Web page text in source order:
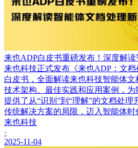
来也ADP白皮书重磅发布！深度解
来也科技正式发布《来也ADP：文档
白皮书，全面解读来也科技智能体文
技术架构、最佳实践和应用案例，
提供了从“识别”到“理解”的文档处
传统解决方案的局限，迈入智能体时
来也科技
·
2025-11-04